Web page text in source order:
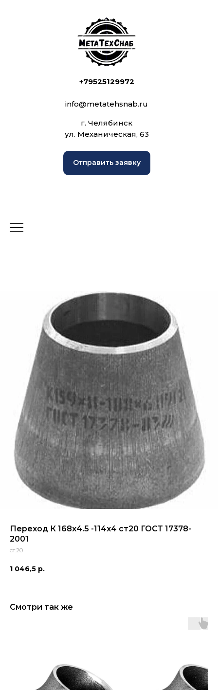
+79525129972
info@metatehsnab.ru
г. Челябинск
ул. Механическая, 63
Отправить заявку
Переход К 168х4.5 -114х4 ст20 ГОСТ 17378-
2001
ст.20
1 046,5 р.
Смотри так же